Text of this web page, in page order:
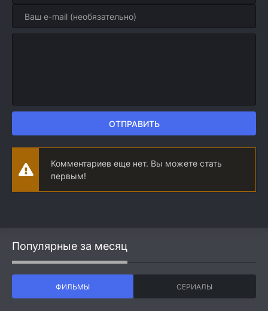
ОТПРАВИТЬ
Комментариев еще нет. Вы можете стать
первым!
Популярные за месяц
ФИЛЬМЫ СЕРИАЛЫ